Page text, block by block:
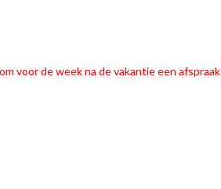
voor de week na de vakantie een afspraak